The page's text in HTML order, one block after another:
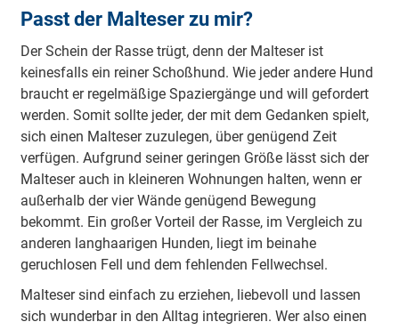
Passt der Malteser zu mir?
Der Schein der Rasse trügt, denn der Malteser ist
keinesfalls ein reiner Schoßhund. Wie jeder andere Hund
braucht er regelmäßige Spaziergänge und will gefordert
werden. Somit sollte jeder, der mit dem Gedanken spielt,
sich einen Malteser zuzulegen, über genügend Zeit
verfügen. Aufgrund seiner geringen Größe lässt sich der
Malteser auch in kleineren Wohnungen halten, wenn er
außerhalb der vier Wände genügend Bewegung
bekommt. Ein großer Vorteil der Rasse, im Vergleich zu
anderen langhaarigen Hunden, liegt im beinahe
geruchlosen Fell und dem fehlenden Fellwechsel.
Malteser sind einfach zu erziehen, liebevoll und lassen
sich wunderbar in den Alltag integrieren. Wer also einen